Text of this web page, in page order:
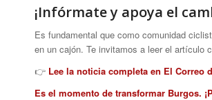
¡Infórmate y apoya el
Es fundamental que como comunidad
en un cajón. Te invitamos a leer el artículo
👉 Lee la noticia completa en El Correo
Es el momento de transformar Burgos.